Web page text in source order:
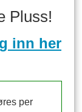
Pluss!
inn her
per